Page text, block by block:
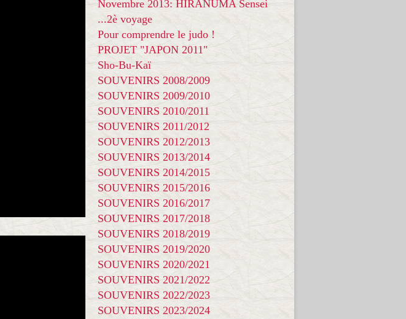
Novembre 2013: HIRANUMA Sensei
...2è voyage
Pour comprendre le judo !
PROJET "JAPON 2011"
Sho-Bu-Kaï
SOUVENIRS 2008/2009
SOUVENIRS 2009/2010
SOUVENIRS 2010/2011
SOUVENIRS 2011/2012
SOUVENIRS 2012/2013
SOUVENIRS 2013/2014
SOUVENIRS 2014/2015
SOUVENIRS 2015/2016
SOUVENIRS 2016/2017
SOUVENIRS 2017/2018
SOUVENIRS 2018/2019
SOUVENIRS 2019/2020
SOUVENIRS 2020/2021
SOUVENIRS 2021/2022
SOUVENIRS 2022/2023
SOUVENIRS 2023/2024